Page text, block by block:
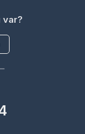
var?